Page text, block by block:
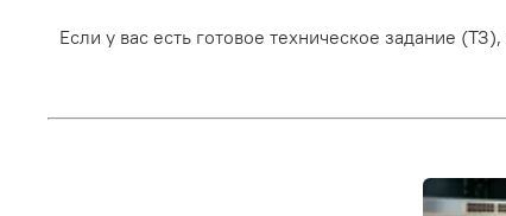
Если у вас есть готовое техническое задание